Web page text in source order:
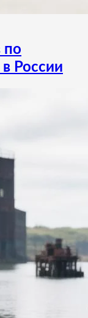
по
России